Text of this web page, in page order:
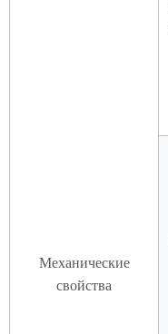
Механические
свойства